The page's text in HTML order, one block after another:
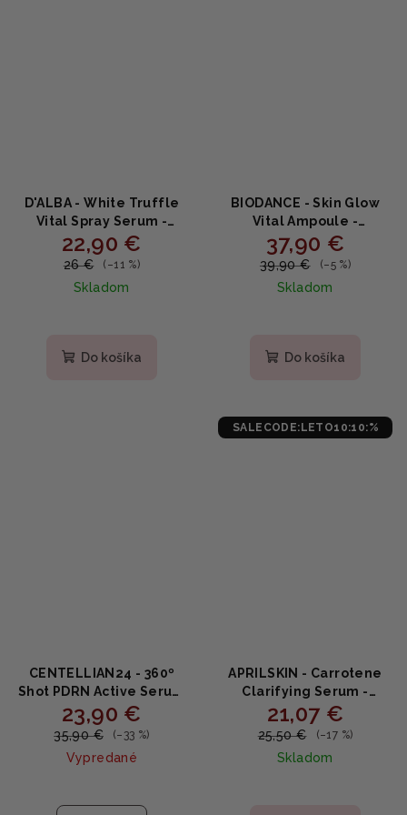
D'ALBA - White Truffle
Vital Spray Serum -
Upokojujúce spray sérum
s bielou hľuzovkou a
100ml
22,90 €
26 € (–11 %)
Skladom
Do košíka
BIODANCE - Skin Glow
Vital Ampoule -
Rozjasňujúce hydratačné
sérum s probiotikami a
niacínamidom 50ml
37,90 €
39,90 € (–5 %)
Skladom
Do košíka
CENTELLIAN24 - 360º
Shot PDRN Active Serum
- Spevňujúce sérum s
PDRN a kolagénom 50ml
23,90 €
35,90 € (–33 %)
Vypredané
hodnotenie
SALECODE:LETO10:10:%
APRILSKIN - Carrotene
Clarifying Serum -
Vyrovnávajúce sérum s
beta-karoténom 37 ml
21,07 €
25,50 € (–17 %)
Skladom